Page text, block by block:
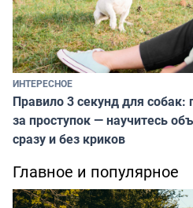
ИНТЕРЕСНОЕ
Правило 3 секунд для собак:
за проступок — научитесь
сразу и без криков
Главное и популярное